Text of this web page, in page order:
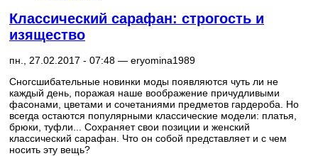
Классический сарафан: строгость и
изящество
пн., 27.02.2017 - 07:48 — eryomina1989
Сногсшибательные новинки моды появляются чуть ли не
каждый день, поражая наше воображение причудливыми
фасонами, цветами и сочетаниями предметов гардероба. Но
всегда остаются популярными классические модели: платья,
брюки, туфли... Сохраняет свои позиции и женский
классический сарафан. Что он собой представляет и с чем
носить эту вещь?